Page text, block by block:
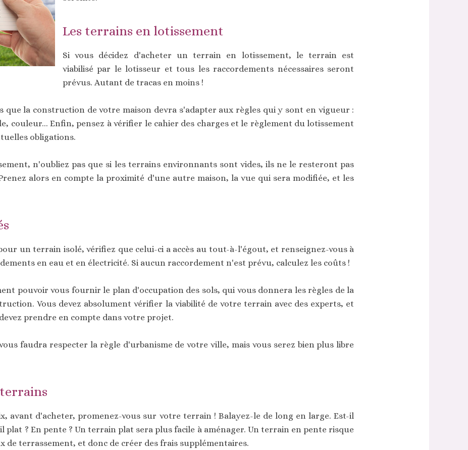
Les terrains en lotissement
Si vous décidez d'acheter un terrain en lotissement, le terrain est
viabilisé par le lotisseur et tous les raccordements nécessaires seront
prévus. Autant de tracas en moins !
que la construction de votre maison devra s'adapter aux règles qui y sont en vigueur :
couleur... Enfin, pensez à vérifier le cahier des charges et le règlement du lotissement
obligations.
n'oubliez pas que si les terrains environnants sont vides, ils ne le resteront pas
alors en compte la proximité d'une autre maison, la vue qui sera modifiée, et les
un terrain isolé, vérifiez que celui-ci a accès au tout-à-l'égout, et renseignez-vous à
en eau et en électricité. Si aucun raccordement n'est prévu, calculez les coûts !
pouvoir vous fournir le plan d'occupation des sols, qui vous donnera les règles de la
Vous devez absolument vérifier la viabilité de votre terrain avec des experts, et
prendre en compte dans votre projet.
faudra respecter la règle d'urbanisme de votre ville, mais vous serez bien plus libre
avant d'acheter, promenez-vous sur votre terrain ! Balayez-le de long en large. Est-il
plat ? En pente ? Un terrain plat sera plus facile à aménager. Un terrain en pente risque
de terrassement, et donc de créer des frais supplémentaires.